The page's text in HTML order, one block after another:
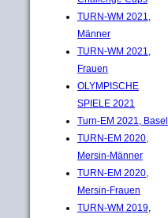
TURN-WM 2021,
Männer
TURN-WM 2021,
Frauen
OLYMPISCHE
SPIELE 2021
Turn-EM 2021, Basel
TURN-EM 2020,
Mersin-Männer
TURN-EM 2020,
Mersin-Frauen
TURN-WM 2019,